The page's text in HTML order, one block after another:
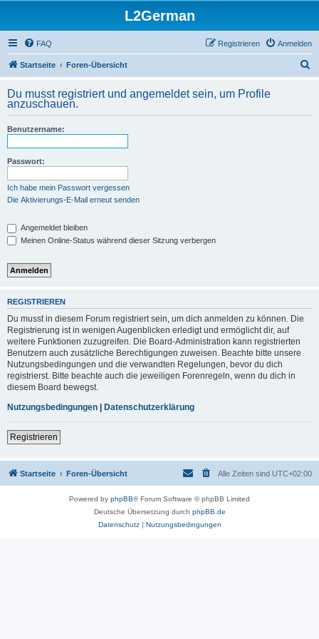
L2German
FAQ Anmelden
Registrieren
Startseite Foren-Übersicht
h
Du musst registriert und angemeldet sein, um Profile
anzuschauen.
Benutzername:
Passwort:
Ich habe mein Passwort vergessen
Die Aktivierungs-E-Mail erneut senden
Angemeldet bleiben
Meinen Online-Status während dieser Sitzung verbergen
REGISTRIEREN
Du musst in diesem Forum registriert sein, um dich anmelden zu können. Die
Registrierung ist in wenigen Augenblicken erledigt und ermöglicht dir, auf
weitere Funktionen zuzugreifen. Die Board-Administration kann registrierten
Benutzern auch zusätzliche Berechtigungen zuweisen. Beachte bitte unsere
Nutzungsbedingungen und die verwandten Regelungen, bevor du dich
registrierst. Bitte beachte auch die jeweiligen Forenregeln, wenn du dich in
diesem Board bewegst.
Nutzungsbedingungen | Datenschutzerklärung
Registrieren
Startseite Foren-Übersicht Alle Zeiten sind UTC+02:00
Powered by phpBB® Forum Software © phpBB Limited
Deutsche Übersetzung durch phpBB.de
Datenschutz| Nutzungsbedingungen